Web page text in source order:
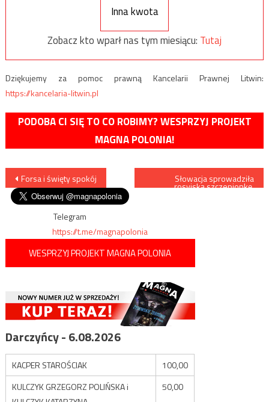
Inna kwota
Zobacz kto wparł nas tym miesiącu: Tutaj
Dziękujemy za pomoc prawną Kancelarii Prawnej Litwin:
https://kancelaria-litwin.pl
PODOBA CI SIĘ TO CO ROBIMY? WESPRZYJ PROJEKT
MAGNA POLONIA!
Nawigacja
wpisu
Forsa i święty spokój Słowacja sprowadziła
rosyjską szczepionkę.
Telegram
https://t.me/magnapolonia
WESPRZYJ PROJEKT MAGNA POLONIA
Darczyńcy - 6.08.2026
KACPER STAROŚCIAK
100,00
KULCZYK GRZEGORZ POLIŃSKA i
50,00